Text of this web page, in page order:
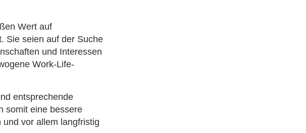
Wert auf
Sie seien auf der Suche
und Interessen
Work-Life-
entsprechende
somit eine bessere
vor allem langfristig